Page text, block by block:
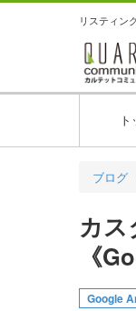
リスティン
ブログ
カス
《
Google